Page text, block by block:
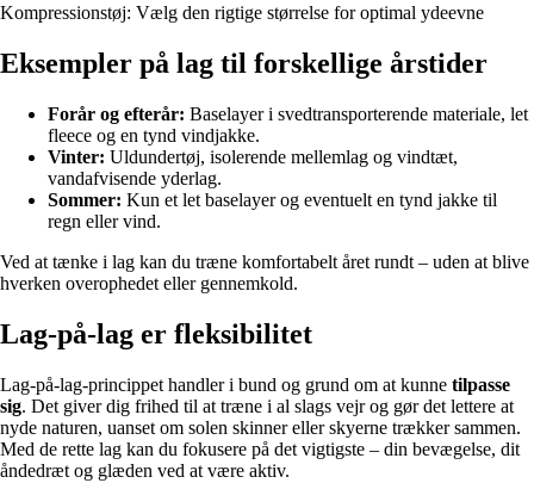
Kompressionstøj: Vælg den rigtige størrelse for optimal ydeevne
Eksempler på lag til forskellige årstider
Forår og efterår: Baselayer i svedtransporterende materiale, let
fleece og en tynd vindjakke.
Vinter: Uldundertøj, isolerende mellemlag og vindtæt,
vandafvisende yderlag.
Sommer: Kun et let baselayer og eventuelt en tynd jakke til
regn eller vind.
Ved at tænke i lag kan du træne komfortabelt året rundt – uden at blive
hverken overophedet eller gennemkold.
Lag-på-lag er fleksibilitet
Lag-på-lag-princippet handler i bund og grund om at kunne tilpasse
sig. Det giver dig frihed til at træne i al slags vejr og gør det lettere at
nyde naturen, uanset om solen skinner eller skyerne trækker sammen.
Med de rette lag kan du fokusere på det vigtigste – din bevægelse, dit
åndedræt og glæden ved at være aktiv.